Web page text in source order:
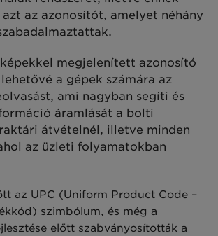
az azonosítót, amelyet néhány
megjelenített azonosító
a gépek számára az
ami nagyban segíti és
áramlását a bolti
átvételnél, illetve minden
az üzleti folyamatokban
az UPC (Uniform Product Code –
szimbólum, és még a
előtt szabványosították a